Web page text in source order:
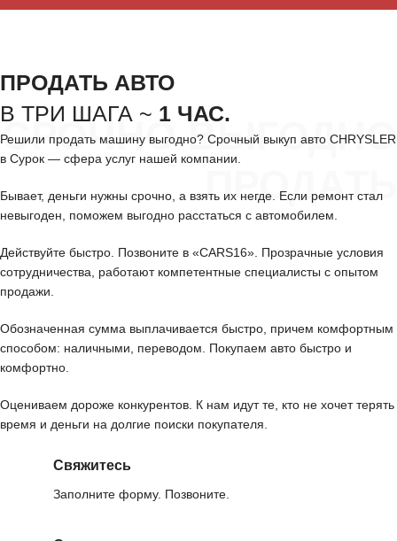
СРОЧНО ВЫГОДНО
ПРОДАТЬ
ПРОДАТЬ АВТО
В ТРИ ШАГА ~ 1 ЧАС.
Решили продать машину выгодно? Срочный выкуп авто CHRYSLER
в Сурок — сфера услуг нашей компании.
Бывает, деньги нужны срочно, а взять их негде. Если ремонт стал
невыгоден, поможем выгодно расстаться с автомобилем.
Действуйте быстро. Позвоните в «CARS16». Прозрачные условия
сотрудничества, работают компетентные специалисты с опытом
продажи.
Обозначенная сумма выплачивается быстро, причем комфортным
способом: наличными, переводом. Покупаем авто быстро и
комфортно.
Оцениваем дороже конкурентов. К нам идут те, кто не хочет терять
время и деньги на долгие поиски покупателя.
Свяжитесь
Заполните форму. Позвоните.